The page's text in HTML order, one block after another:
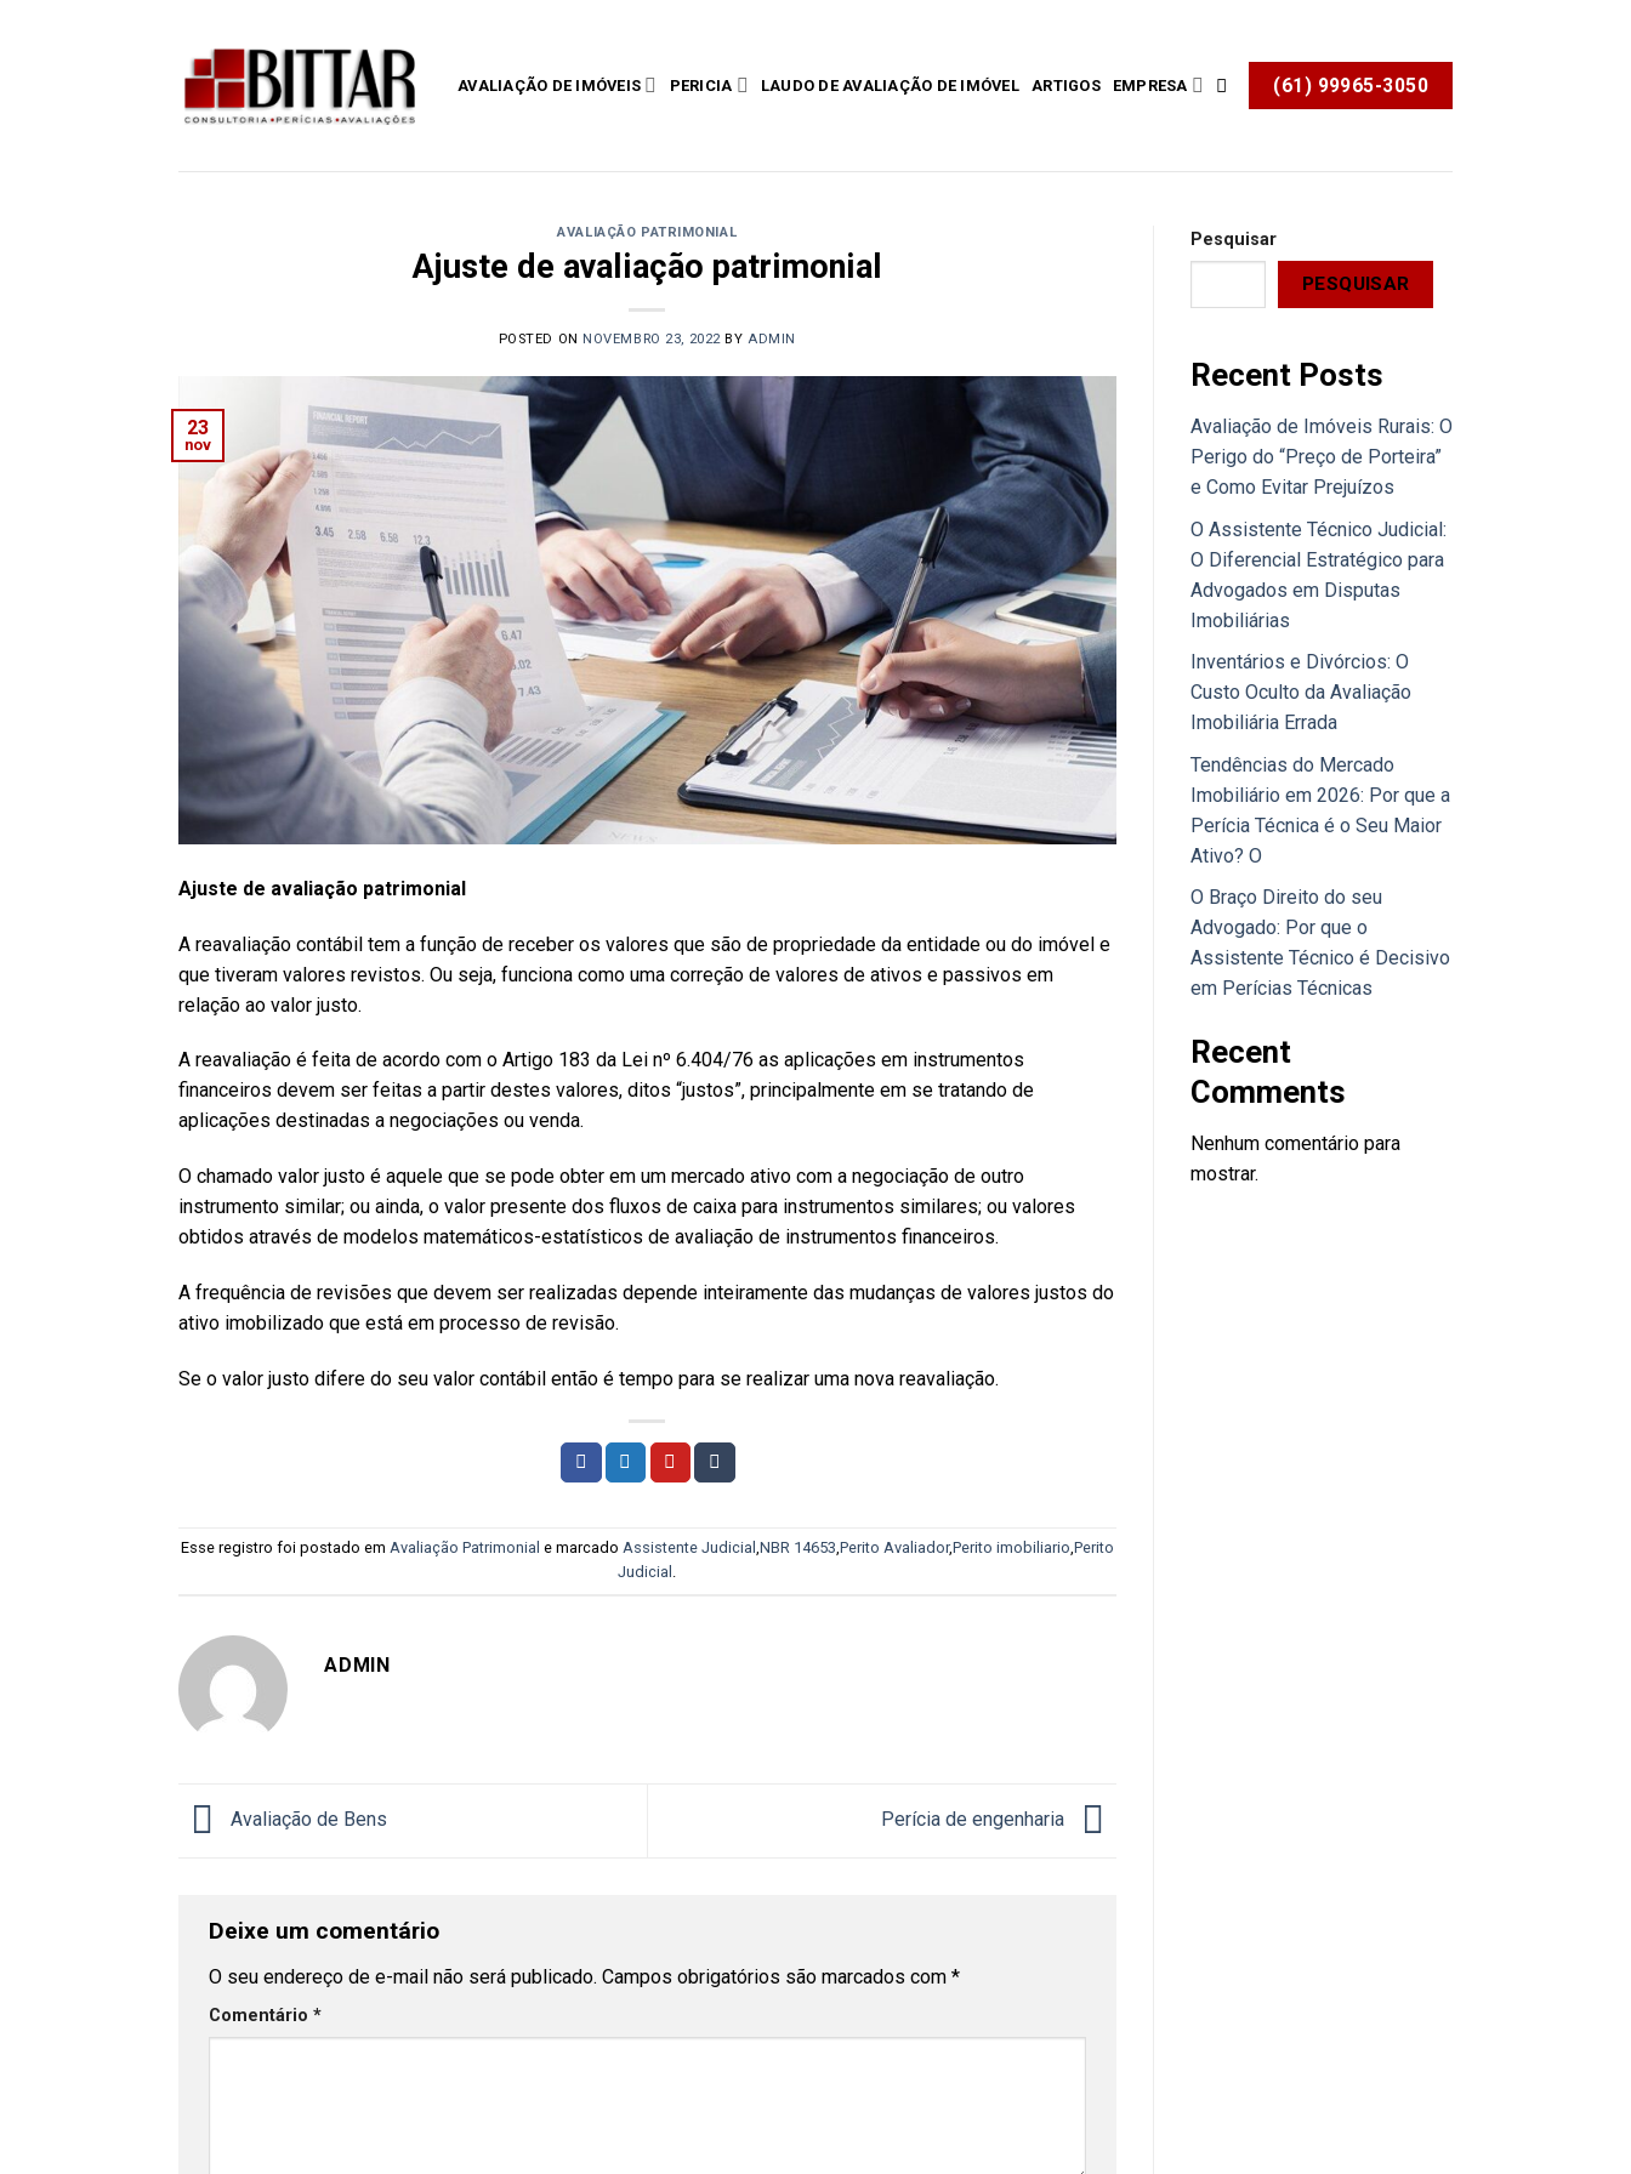
AVALIAÇÃO DE IMÓVEIS PERICIA LAUDO DE AVALIAÇÃO DE IMÓVEL ARTIGOS EMPRESA (61) 99965-3050
AVALIAÇÃO PATRIMONIAL
Ajuste de avaliação patrimonial
POSTED ON NOVEMBRO 23, 2022 BY ADMIN
23
nov
Ajuste de avaliação patrimonial
A reavaliação contábil tem a função de receber os valores que são de propriedade da entidade ou do imóvel e
que tiveram valores revistos. Ou seja, funciona como uma correção de valores de ativos e passivos em
relação ao valor justo.
A reavaliação é feita de acordo com o Artigo 183 da Lei nº 6.404/76 as aplicações em instrumentos
financeiros devem ser feitas a partir destes valores, ditos “justos”, principalmente em se tratando de
aplicações destinadas a negociações ou venda.
O chamado valor justo é aquele que se pode obter em um mercado ativo com a negociação de outro
instrumento similar; ou ainda, o valor presente dos fluxos de caixa para instrumentos similares; ou valores
obtidos através de modelos matemáticos-estatísticos de avaliação de instrumentos financeiros.
A frequência de revisões que devem ser realizadas depende inteiramente das mudanças de valores justos do
ativo imobilizado que está em processo de revisão.
Se o valor justo difere do seu valor contábil então é tempo para se realizar uma nova reavaliação.
Esse registro foi postado em Avaliação Patrimonial e marcado Assistente Judicial ,NBR 14653,Perito Avaliador,Perito imobiliario,Perito
Judicial .
ADMIN
Avaliação de Bens Perícia de engenharia
Deixe um comentário
O seu endereço de e-mail não será publicado. Campos obrigatórios são marcados com *
Comentário *
Pesquisar
PESQUISAR
Recent Posts
Avaliação de Imóveis Rurais: O
Perigo do “Preço de Porteira”
e Como Evitar Prejuízos
O Assistente Técnico Judicial:
O Diferencial Estratégico para
Advogados em Disputas
Imobiliárias
Inventários e Divórcios: O
Custo Oculto da Avaliação
Imobiliária Errada
Tendências do Mercado
Imobiliário em 2026: Por que a
Perícia Técnica é o Seu Maior
Ativo? O
O Braço Direito do seu
Advogado: Por que o
Assistente Técnico é Decisivo
em Perícias Técnicas
Recent
Comments
Nenhum comentário para
mostrar.